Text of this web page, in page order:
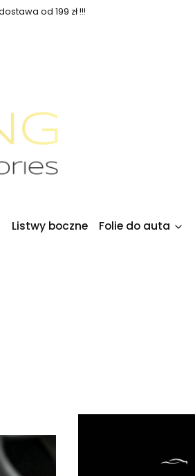
od 199 zł !!!
Listwy boczne Folie do auta